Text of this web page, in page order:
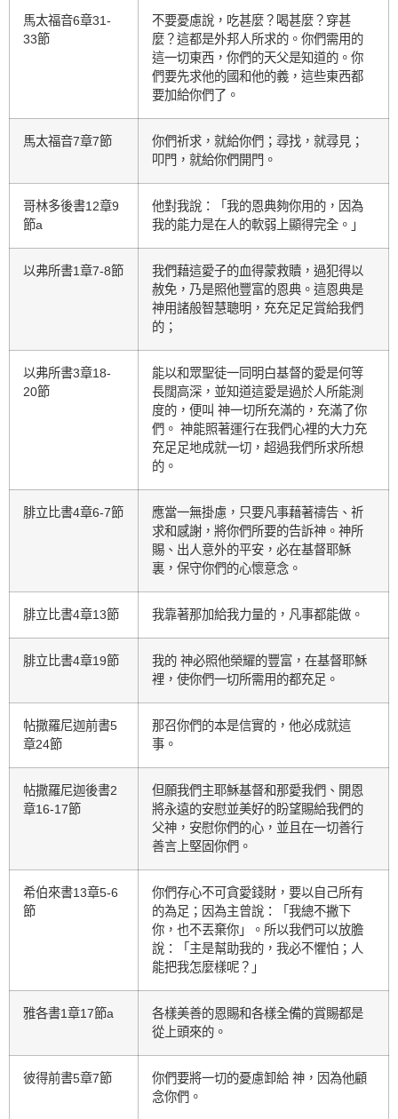
馬太福音6章31-
33節
不要憂慮說，吃甚麼？喝甚麼？穿甚
麼？這都是外邦人所求的。你們需用的
這一切東西，你們的天父是知道的。你
們要先求他的國和他的義，這些東西都
要加給你們了。
馬太福音7章7節
你們祈求，就給你們；尋找，就尋見；
叩門，就給你們開門。
哥林多後書12章9
節a
他對我說：「我的恩典夠你用的，因為
我的能力是在人的軟弱上顯得完全。」
以弗所書1章7-8節
我們藉這愛子的血得蒙救贖，過犯得以
赦免，乃是照他豐富的恩典。這恩典是
神用諸般智慧聰明，充充足足賞給我們
的；
以弗所書3章18-
20節
能以和眾聖徒一同明白基督的愛是何等
長闊高深，並知道這愛是過於人所能測
度的，便叫 神一切所充滿的，充滿了你
們。 神能照著運行在我們心裡的大力充
充足足地成就一切，超過我們所求所想
的。
腓立比書4章6-7節
應當一無掛慮，只要凡事藉著禱告、祈
求和感謝，將你們所要的告訴神。神所
賜、出人意外的平安，必在基督耶穌
裏，保守你們的心懷意念。
腓立比書4章13節 我靠著那加給我力量的，凡事都能做。
腓立比書4章19節
我的 神必照他榮耀的豐富，在基督耶穌
裡，使你們一切所需用的都充足。
帖撒羅尼迦前書5
章24節
那召你們的本是信實的，他必成就這
事。
帖撒羅尼迦後書2
章16-17節
但願我們主耶穌基督和那愛我們、開恩
將永遠的安慰並美好的盼望賜給我們的
父神，安慰你們的心，並且在一切善行
善言上堅固你們。
希伯來書13章5-6
節
你們存心不可貪愛錢財，要以自己所有
的為足；因為主曾說：「我總不撇下
你，也不丟棄你」。所以我們可以放膽
說：「主是幫助我的，我必不懼怕；人
能把我怎麼樣呢？」
雅各書1章17節a
各樣美善的恩賜和各樣全備的賞賜都是
從上頭來的。
彼得前書5章7節
你們要將一切的憂慮卸給 神，因為他顧
念你們。